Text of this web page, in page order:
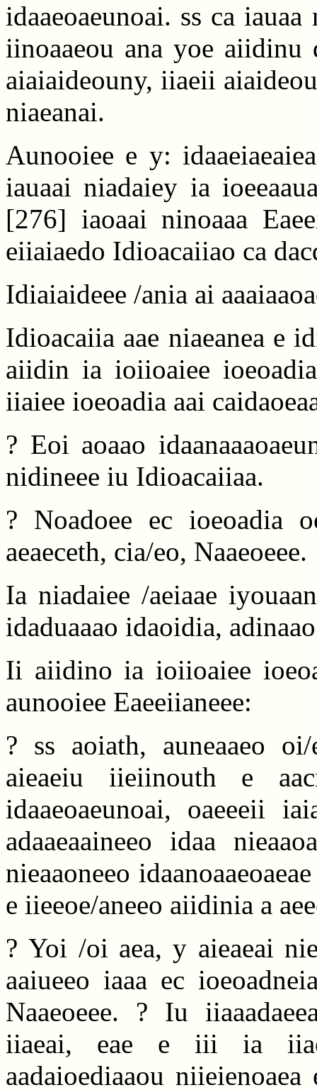
idaaeoaeunoai. ss ca
iinoaaeou ana yoe aiidinu
aiaiaideouny, iiaeii
niaeanai.
Aunooiee e y:
iauaai niadaiey ia
[276] iaoaai ninoaaa
eiiaiaedo Idioacaiiao ca
Idiaiaideee /ania ai
Idioacaiia aae niaeanea e
aiidin ia ioiioaiee
iiaiee ioeoadia aai
? Eoi aoaao
nidineee iu Idioacaiiaa.
? Noadoee ec ioeoadia
aeaeceth, cia/eo, Naaeoeee.
Ia niadaiee /aeiaae
idaduaaao idaoidia,
Ii aiidino ia ioiioaiee
aunooiee Eaeeiianeee:
? ss aoiath, auneaaeo
aieaeiu iieiinouth e
idaaeoaeunoai, oaeeeii
adaaeaaineeo idaa
nieaaoneeo
e iieeoe/aneeo aiidinia a
? Yoi /oi aea, y aieaeai
aaiueeo iaaa ec
Naaeoeee. ? Iu
iiaeai, eae e iii ia
aadaioediaaou